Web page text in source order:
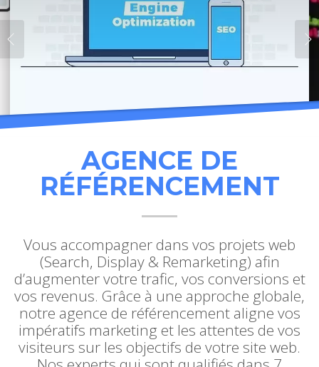
AGENCE DE
RÉFÉRENCEMENT
Vous accompagner dans vos projets web
(Search, Display & Remarketing) afin
d’augmenter votre trafic, vos conversions et
vos revenus. Grâce à une approche globale,
notre agence de référencement aligne vos
impératifs marketing et les attentes de vos
visiteurs sur les objectifs de votre site web.